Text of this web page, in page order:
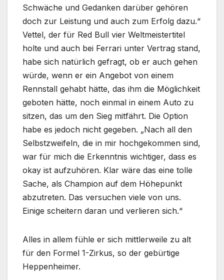
Schwäche und Gedanken darüber gehören
doch zur Leistung und auch zum Erfolg dazu.“
Vettel, der für Red Bull vier Weltmeistertitel
holte und auch bei Ferrari unter Vertrag stand,
habe sich natürlich gefragt, ob er auch gehen
würde, wenn er ein Angebot von einem
Rennstall gehabt hätte, das ihm die Möglichkeit
geboten hätte, noch einmal in einem Auto zu
sitzen, das um den Sieg mitfährt. Die Option
habe es jedoch nicht gegeben. „Nach all den
Selbstzweifeln, die in mir hochgekommen sind,
war für mich die Erkenntnis wichtiger, dass es
okay ist aufzuhören. Klar wäre das eine tolle
Sache, als Champion auf dem Höhepunkt
abzutreten. Das versuchen viele von uns.
Einige scheitern daran und verlieren sich.“
Alles in allem fühle er sich mittlerweile zu alt
für den Formel 1-Zirkus, so der gebürtige
Heppenheimer.